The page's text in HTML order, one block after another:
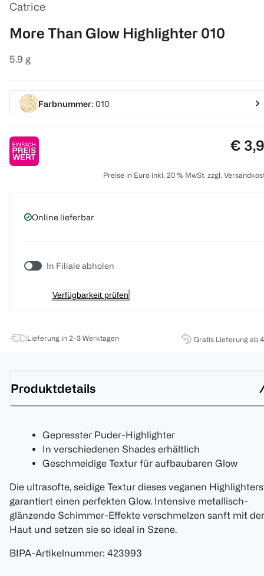
Catrice
More Than Glow Highlighter 010
5.9 g
Farbnummer: 010
€
Preise in Euro inkl. 20 % MwSt. zzgl.
Online lieferbar
In Filiale abholen
Verfügbarkeit prüfen
Lieferung in 2-3 Werktagen Gratis Lieferung ab
Produktdetails
Gepresster Puder-Highlighter
In verschiedenen Shades erhältlich
Geschmeidige Textur für aufbaubaren Glow
Die ultrasofte, seidige Textur dieses veganen Highlighters
garantiert einen perfekten Glow. Intensive metallisch-
glänzende Schimmer-Effekte verschmelzen sanft mit der
Haut und setzen sie so ideal in Szene.
BIPA-Artikelnummer: 423993